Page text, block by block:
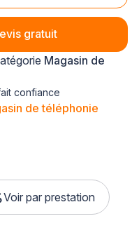
gratuit
de téléphonie
Voir par prestation
Magasin de
confiance